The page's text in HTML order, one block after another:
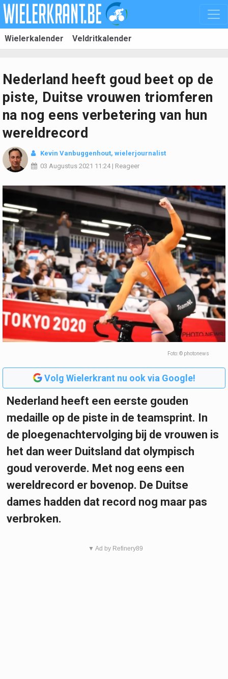
Wielerkalender Veldritkalender
Nederland heeft goud beet op de
piste, Duitse vrouwen triomferen
na nog eens verbetering van hun
wereldrecord
Kevin Vanbuggenhout, wielerjournalist
03 Augustus 2021 11:24| Reageer
Foto: © photonews
Volg Wielerkrant nu ook via Google!
Nederland heeft een eerste gouden
medaille op de piste in de teamsprint. In
de ploegenachtervolging bij de vrouwen is
het dan weer Duitsland dat olympisch
goud veroverde. Met nog eens een
wereldrecord er bovenop. De Duitse
dames hadden dat record nog maar pas
verbroken.
▼ Ad by Refinery89